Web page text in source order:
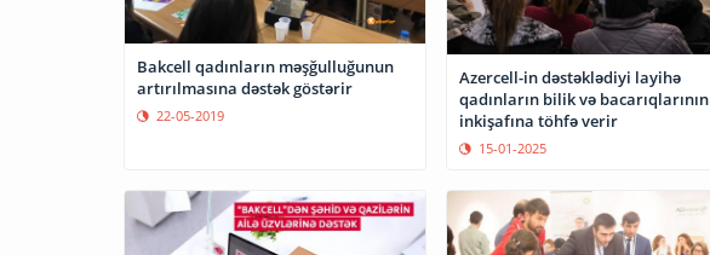
Bakcell qadınların məşğulluğunun
artırılmasına dəstək göstərir
22-05-2019
Azercell-in dəstəklədiyi layihə
qadınların bilik və bacarıqlarının
inkişafına töhfə verir
15-01-2025